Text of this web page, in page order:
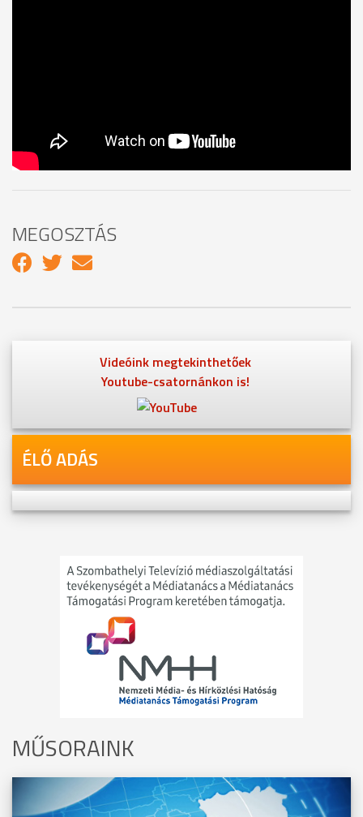
MEGOSZTÁS
Videóink megtekinthetőek
Youtube-csatornánkon is!
ÉLŐ ADÁS
MŰSORAINK